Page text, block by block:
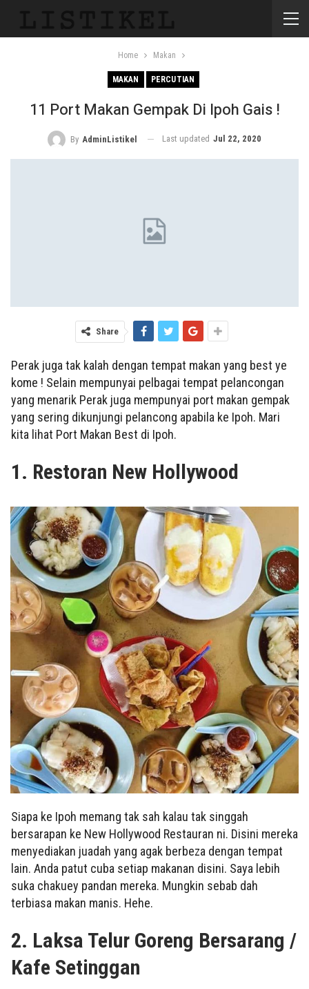
Home Makan
MAKAN PERCUTIAN
11 Port Makan Gempak Di Ipoh Gais !
By AdminListikel Last updated Jul 22, 2020
Share
Perak juga tak kalah dengan tempat makan yang best ye
kome ! Selain mempunyai pelbagai tempat pelancongan
yang menarik Perak juga mempunyai port makan gempak
yang sering dikunjungi pelancong apabila ke Ipoh. Mari
kita lihat Port Makan Best di Ipoh.
1. Restoran New Hollywood
Siapa ke Ipoh memang tak sah kalau tak singgah
bersarapan ke New Hollywood Restauran ni. Disini mereka
menyediakan juadah yang agak berbeza dengan tempat
lain. Anda patut cuba setiap makanan disini. Saya lebih
suka chakuey pandan mereka. Mungkin sebab dah
terbiasa makan manis. Hehe.
2. Laksa Telur Goreng Bersarang /
Kafe Setinggan